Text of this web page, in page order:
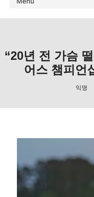
“20년 전 가슴
어스 챔피언
익명